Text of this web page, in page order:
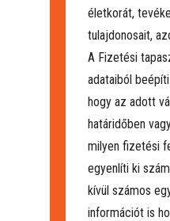
életkorát,
tulajdonosait,
A Fizetési
adataiból
hogy az adott
határidőben
milyen fizetési
egyenlíti ki
kívül számos
információt is